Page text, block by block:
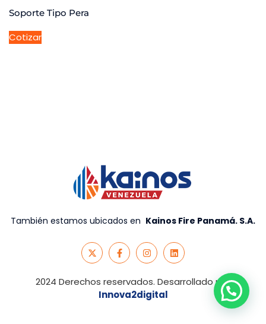
Soporte Tipo Pera
Cotizar
También estamos ubicados en Kainos Fire Panamá. S.A.
2024 Derechos reservados. Desarrollado por
Innova2digital